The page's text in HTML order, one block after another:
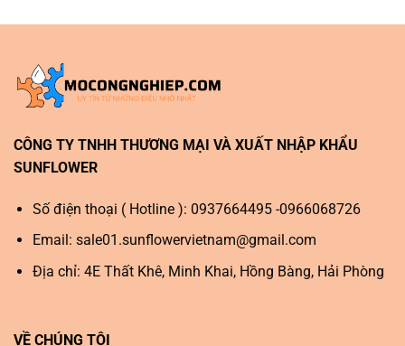
CÔNG TY TNHH THƯƠNG MẠI VÀ XUẤT NHẬP KHẨU
SUNFLOWER
Số điện thoại ( Hotline ): 0937664495 -0966068726
Email: sale01.sunflowervietnam@gmail.com
Địa chỉ: 4E Thất Khê, Minh Khai, Hồng Bàng, Hải Phòng
VỀ CHÚNG TÔI